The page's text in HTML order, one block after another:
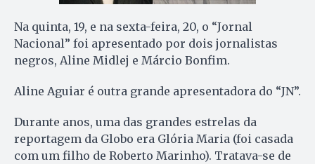
Na quinta, 19, e na sexta-feira, 20, o “Jornal
Nacional” foi apresentado por dois jornalistas
negros, Aline Midlej e Márcio Bonfim.
Aline Aguiar é outra grande apresentadora do “JN”.
Durante anos, uma das grandes estrelas da
reportagem da Globo era Glória Maria (foi casada
com um filho de Roberto Marinho). Tratava-se de